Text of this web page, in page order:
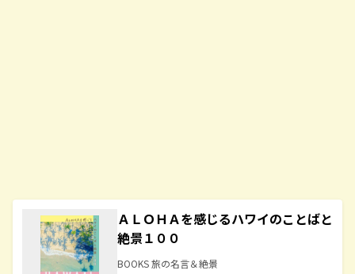
ＡＬＯＨＡを感じるハワイのことばと
絶景１００
BOOKS 旅の名言＆絶景